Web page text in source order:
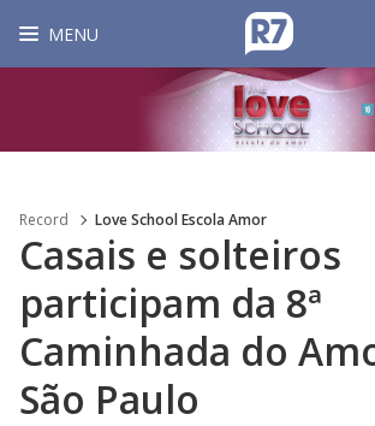
MENU
Record Love School Escola Amor
Casais e solteiros
participam da 8ª
Caminhada do
São Paulo